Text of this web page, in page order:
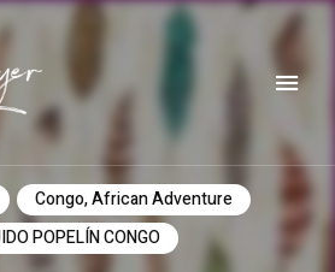
Congo, African Adventure
POPELÍN CONGO